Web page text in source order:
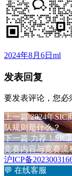
发
于
2024年8月6日 作
ml
发表回复
要发表评论，您必
文
章
导
航
上一篇上
篇
文
章：
2024年SIC
队规则是什么？
下一篇 下
篇
文
章：
力荐！SIC
竞赛内容与竞赛流
沪ICP备
💬 在线客服